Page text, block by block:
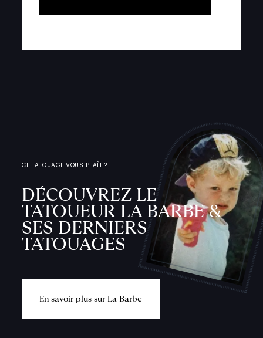
CE TATOUAGE VOUS PLAÎT ?
DÉCOUVREZ LE
TATOUEUR LA BARBE &
SES DERNIERS
TATOUAGES
En savoir plus sur La Barbe